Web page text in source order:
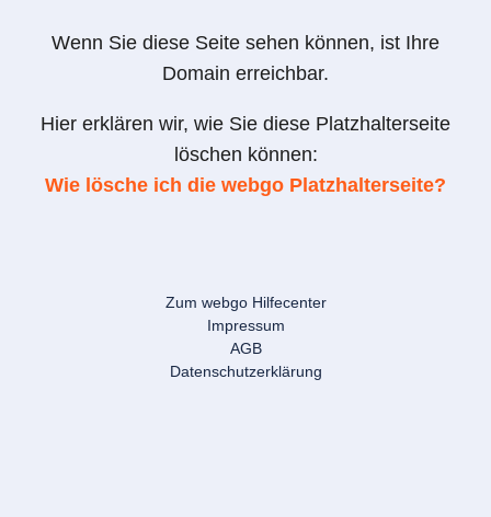
Wenn Sie diese Seite sehen können, ist Ihre
Domain erreichbar.
Hier erklären wir, wie Sie diese Platzhalterseite
löschen können:
Wie lösche ich die webgo Platzhalterseite?
Zum webgo Hilfecenter
Impressum
AGB
Datenschutzerklärung